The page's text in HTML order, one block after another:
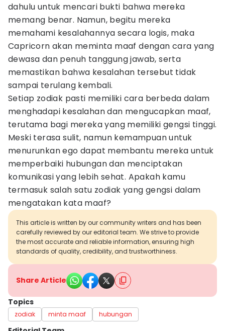
dahulu untuk mencari bukti bahwa mereka
memang benar. Namun, begitu mereka
memahami kesalahannya secara logis, maka
Capricorn akan meminta maaf dengan cara yang
dewasa dan penuh tanggung jawab, serta
memastikan bahwa kesalahan tersebut tidak
sampai terulang kembali.
Setiap zodiak pasti memiliki cara berbeda dalam
menghadapi kesalahan dan mengucapkan maaf,
terutama bagi mereka yang memiliki gengsi tinggi.
Meski terasa sulit, namun kemampuan untuk
menurunkan ego dapat membantu mereka untuk
memperbaiki hubungan dan menciptakan
komunikasi yang lebih sehat. Apakah kamu
termasuk salah satu zodiak yang gengsi dalam
mengatakan kata maaf?
This article is written by our community writers and has been
carefully reviewed by our editorial team. We strive to provide
the most accurate and reliable information, ensuring high
standards of quality, credibility, and trustworthiness.
Share Article
Topics
zodiak minta maaf hubungan